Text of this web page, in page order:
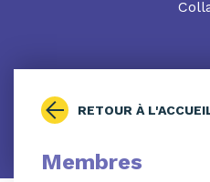
RETOUR À
Membres